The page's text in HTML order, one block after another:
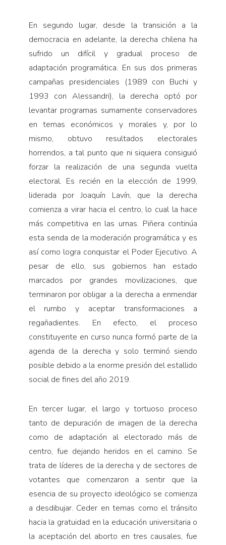
En segundo lugar, desde la transición a la
democracia en adelante, la derecha chilena ha
sufrido un difícil y gradual proceso de
adaptación programática. En sus dos primeras
campañas presidenciales (1989 con Buchi y
1993 con Alessandri), la derecha optó por
levantar programas sumamente conservadores
en temas económicos y morales y, por lo
mismo, obtuvo resultados electorales
horrendos, a tal punto que ni siquiera consiguió
forzar la realización de una segunda vuelta
electoral. Es recién en la elección de 1999,
liderada por Joaquín Lavín, que la derecha
comienza a virar hacia el centro, lo cual la hace
más competitiva en las urnas. Piñera continúa
esta senda de la moderación programática y es
así como logra conquistar el Poder Ejecutivo. A
pesar de ello, sus gobiernos han estado
marcados por grandes movilizaciones, que
terminaron por obligar a la derecha a enmendar
el rumbo y aceptar transformaciones a
regañadientes. En efecto, el proceso
constituyente en curso nunca formó parte de la
agenda de la derecha y solo terminó siendo
posible debido a la enorme presión del estallido
social de fines del año 2019.
En tercer lugar, el largo y tortuoso proceso
tanto de depuración de imagen de la derecha
como de adaptación al electorado más de
centro, fue dejando heridos en el camino. Se
trata de líderes de la derecha y de sectores de
votantes que comenzaron a sentir que la
esencia de su proyecto ideológico se comienza
a desdibujar. Ceder en temas como el tránsito
hacia la gratuidad en la educación universitaria o
la aceptación del aborto en tres causales, fue